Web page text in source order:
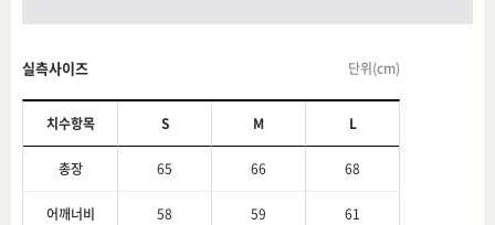
실측사이즈 단위(cm)
치수항목 S M L
총장 65 66 68
어깨너비 58 59 61